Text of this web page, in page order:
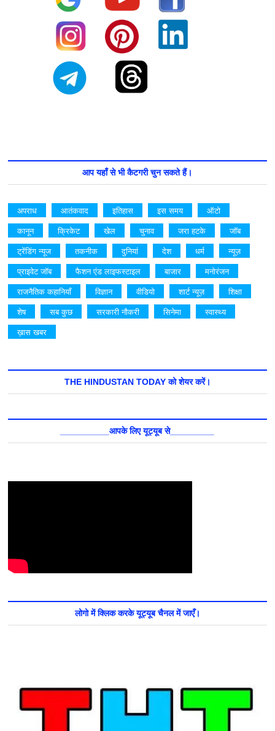
आप यहाँ से भी कैटगरी चुन सकते हैं।
अपराध आतंकवाद इतिहास इस समय
ऑटो
कानून
क्रिकेट खेल चुनाव जरा हटके
जॉब
ट्रेंडिंग न्यूज
तकनीक दुनियां देश धर्म
न्यूज़
प्राइवेट जॉब
फैशन एंड लाइफस्टाइल बाजार
मनोरंजन
राजनैतिक कहानियाँ
विज्ञान वीडियो शार्ट न्यूज़
शिक्षा
शेष
सब कुछ सरकारी नौकरी सिनेमा
स्वास्थ्य
ख़ास खबर
THE HINDUSTAN TODAY को शेयर करें।
__________आपके लिए यूट्यूब से_________
लोगो में क्लिक करके यूट्यूब चैनल में जाएँ।